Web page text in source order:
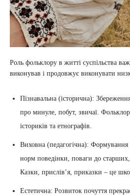
Роль фольклору в житті суспільства
виконував і продовжує виконувати
Пізнавальна (історична):
про минуле, побут, звичаї.
істориків та етнографів.
Виховна (педагогічна): Формування
норм поведінки, поваги до
Казки, прислів’я, приказки – це
Естетична: Розвиток почуття